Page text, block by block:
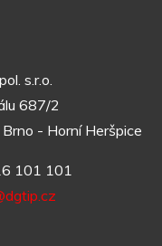
s.r.o.
687/2
- Horní Heršpice
101 101